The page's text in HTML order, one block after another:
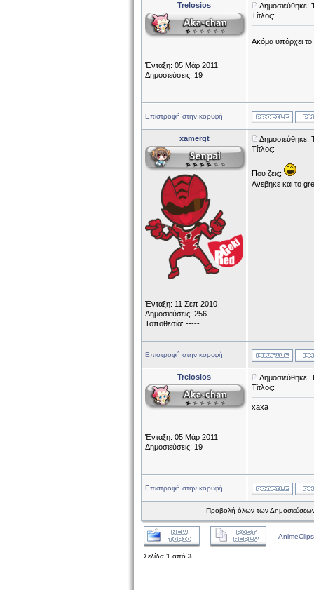
Trelosios
Ένταξη: 05 Μάρ 2011
Δημοσιεύσεις: 19
Δημοσιεύθηκε:
Τίτλος:
Ακόμα υπάρχει
Επιστροφή στην κορυφή
xamergt
Ένταξη: 11 Σεπ 2010
Δημοσιεύσεις: 256
Τοποθεσία: -----
Δημοσιεύθηκε:
Τίτλος:
Που ζεις;
Ανεβηκε και το
Επιστροφή στην κορυφή
Trelosios
Ένταξη: 05 Μάρ 2011
Δημοσιεύσεις: 19
Δημοσιεύθηκε:
Τίτλος:
xaxa
Επιστροφή στην κορυφή
Προβολή όλων των
Σελίδα 1 από 3